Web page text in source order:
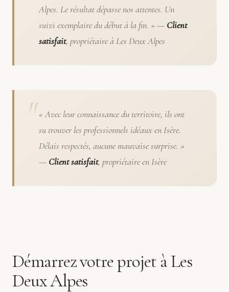
Alpes. Le résultat dépasse nos attentes. Un
suivi exemplaire du début à la fin. » — Client
satisfait, propriétaire à Les Deux Alpes
« Avec leur connaissance du territoire, ils ont
su trouver les professionnels idéaux en Isère.
Délais respectés, aucune mauvaise surprise. »
— Client satisfait, propriétaire en Isère
Démarrez votre projet à Les
Deux Alpes